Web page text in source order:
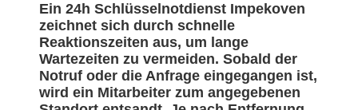
Ein 24h Schlüsselnotdienst Impekoven
zeichnet sich durch schnelle
Reaktionszeiten aus, um lange
Wartezeiten zu vermeiden. Sobald der
Notruf oder die Anfrage eingegangen ist,
wird ein Mitarbeiter zum angegebenen